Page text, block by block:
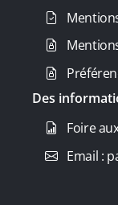
Des
Foire
Email :